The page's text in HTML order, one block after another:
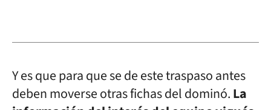
Y es que para que se de este traspaso antes
deben moverse otras fichas del dominó.La